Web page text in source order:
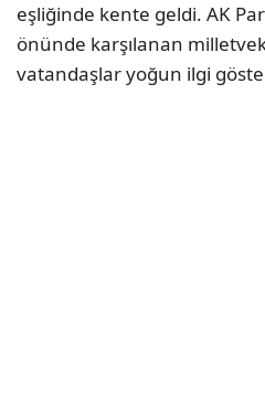
eşliğinde kente geldi. AK
önünde karşılanan
vatandaşlar yoğun ilgi